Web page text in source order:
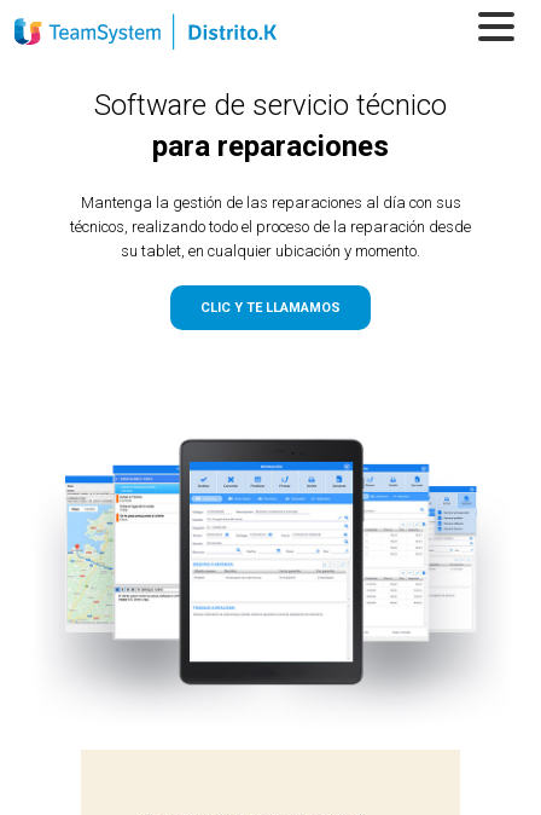
Software de servicio técnico
para reparaciones
Mantenga la gestión de las reparaciones al día con sus
técnicos, realizando todo el proceso de la reparación desde
su tablet, en cualquier ubicación y momento.
CLIC Y TE LLAMAMOS